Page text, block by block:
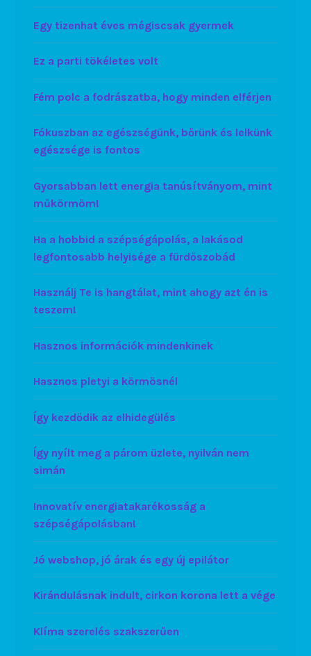
Egy tizenhat éves mégiscsak gyermek
Ez a parti tökéletes volt
Fém polc a fodrászatba, hogy minden elférjen
Fókuszban az egészségünk, bőrünk és lelkünk
egészsége is fontos
Gyorsabban lett energia tanúsítványom, mint
műkörmöm!
Ha a hobbid a szépségápolás, a lakásod
legfontosabb helyisége a fürdőszobád
Használj Te is hangtálat, mint ahogy azt én is
teszem!
Hasznos információk mindenkinek
Hasznos pletyi a körmösnél
Így kezdődik az elhidegülés
Így nyílt meg a párom üzlete, nyilván nem
simán
Innovatív energiatakarékosság a
szépségápolásban!
Jó webshop, jó árak és egy új epilátor
Kirándulásnak indult, cirkon korona lett a vége
Klíma szerelés szakszerűen